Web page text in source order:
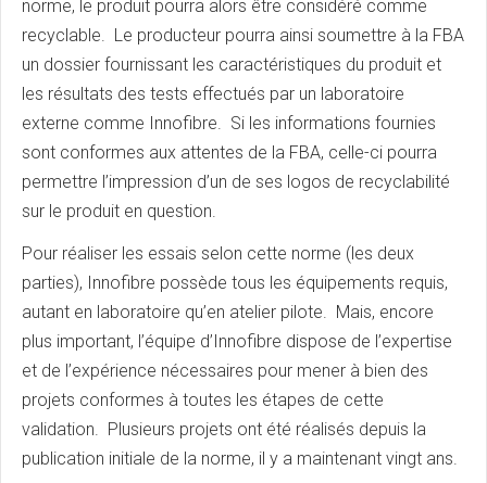
norme, le produit pourra alors être considéré comme
recyclable. Le producteur pourra ainsi soumettre à la FBA
un dossier fournissant les caractéristiques du produit et
les résultats des tests effectués par un laboratoire
externe comme Innofibre. Si les informations fournies
sont conformes aux attentes de la FBA, celle-ci pourra
permettre l’impression d’un de ses logos de recyclabilité
sur le produit en question.
Pour réaliser les essais selon cette norme (les deux
parties), Innofibre possède tous les équipements requis,
autant en laboratoire qu’en atelier pilote. Mais, encore
plus important, l’équipe d’Innofibre dispose de l’expertise
et de l’expérience nécessaires pour mener à bien des
projets conformes à toutes les étapes de cette
validation. Plusieurs projets ont été réalisés depuis la
publication initiale de la norme, il y a maintenant vingt ans.